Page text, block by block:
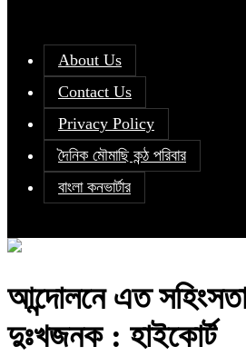
About Us
Contact Us
Privacy Policy
দৈনিক মৌমাছি কন্ঠ পরিবার
বাংলা কনভার্টার
আন্দোলনে এত
দুঃখজনক : হাইকোর্ট